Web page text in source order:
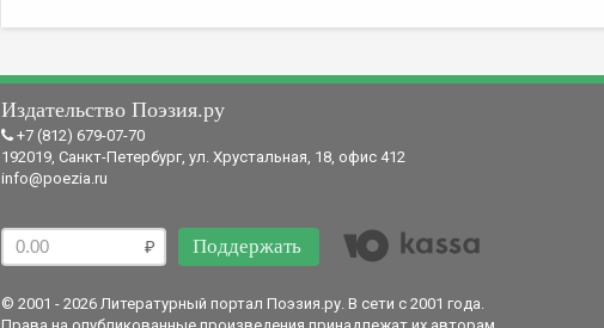
Издательство Поэзия.ру
+7 (812) 679-07-70
192019, Санкт-Петербург, ул. Хрустальная, 18, офис 412
info@poezia.ru
Поддержать
© 2001 - 2026 Литературный портал Поэзия.ру. В сети с 2001 года.